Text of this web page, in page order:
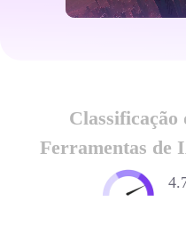
Classificação
Ferramentas de